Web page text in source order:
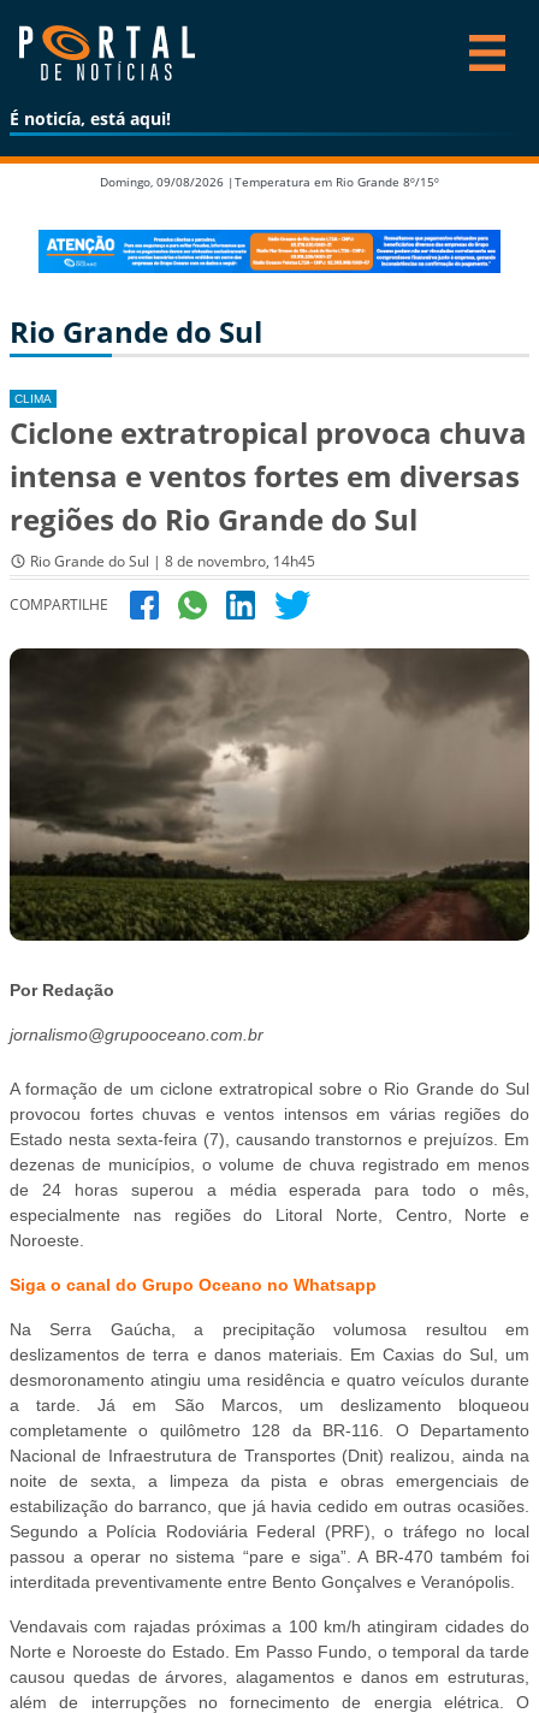
É noticía, está aqui!
Domingo, 09/08/2026 | Temperatura em Rio Grande 8º/15º
Rio Grande do Sul
CLIMA
Ciclone extratropical provoca chuva
intensa e ventos fortes em diversas
regiões do Rio Grande do Sul
Rio Grande do Sul | 8 de novembro, 14h45
COMPARTILHE
Por Redação
jornalismo@grupooceano.com.br
A formação de um ciclone extratropical sobre o Rio Grande do Sul
provocou fortes chuvas e ventos intensos em várias regiões do
Estado nesta sexta-feira (7), causando transtornos e prejuízos. Em
dezenas de municípios, o volume de chuva registrado em menos
de 24 horas superou a média esperada para todo o mês,
especialmente nas regiões do Litoral Norte, Centro, Norte e
Noroeste.
Siga o canal do Grupo Oceano no Whatsapp
Na Serra Gaúcha, a precipitação volumosa resultou em
deslizamentos de terra e danos materiais. Em Caxias do Sul, um
desmoronamento atingiu uma residência e quatro veículos durante
a tarde. Já em São Marcos, um deslizamento bloqueou
completamente o quilômetro 128 da BR-116. O Departamento
Nacional de Infraestrutura de Transportes (Dnit) realizou, ainda na
noite de sexta, a limpeza da pista e obras emergenciais de
estabilização do barranco, que já havia cedido em outras ocasiões.
Segundo a Polícia Rodoviária Federal (PRF), o tráfego no local
passou a operar no sistema “pare e siga”. A BR-470 também foi
interditada preventivamente entre Bento Gonçalves e Veranópolis.
Vendavais com rajadas próximas a 100 km/h atingiram cidades do
Norte e Noroeste do Estado. Em Passo Fundo, o temporal da tarde
causou quedas de árvores, alagamentos e danos em estruturas,
além de interrupções no fornecimento de energia elétrica. O